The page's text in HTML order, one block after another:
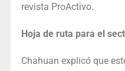
revista ProActivo.
Hoja de ruta para el
Chahuan explicó que